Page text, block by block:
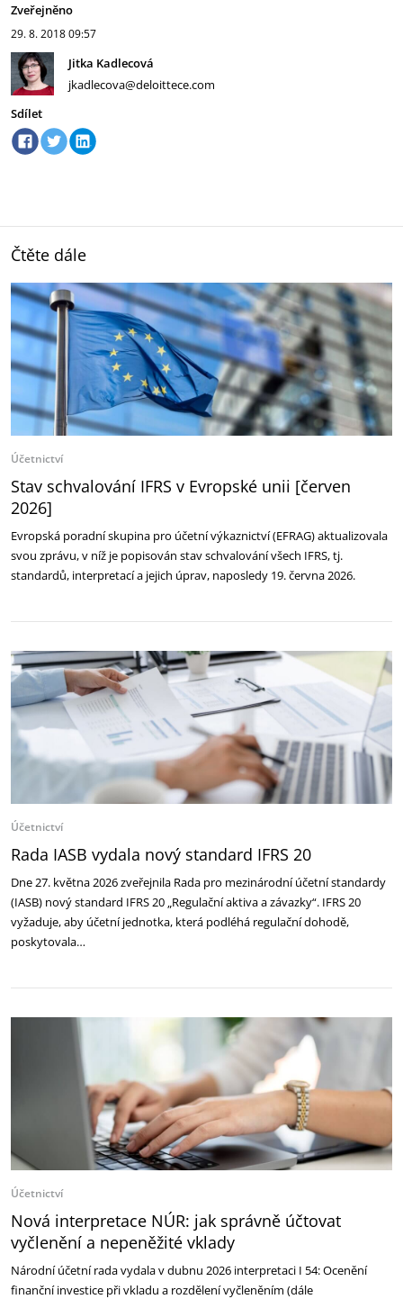
Zveřejněno
29. 8. 201809:57
Jitka Kadlecová
jkadlecova@deloittece.com
Sdílet
Čtěte dále
Účetnictví
Stav schvalování IFRS v Evropské unii [červen
2026]
Evropská poradní skupina pro účetní výkaznictví (EFRAG) aktualizovala
svou zprávu, v níž je popisován stav schvalování všech IFRS, tj.
standardů, interpretací a jejich úprav, naposledy 19. června 2026.
Účetnictví
Rada IASB vydala nový standard IFRS 20
Dne 27. května 2026 zveřejnila Rada pro mezinárodní účetní standardy
(IASB) nový standard IFRS 20 „Regulační aktiva a závazky“. IFRS 20
vyžaduje, aby účetní jednotka, která podléhá regulační dohodě,
poskytovala…
Účetnictví
Nová interpretace NÚR: jak správně účtovat
vyčlenění a nepeněžité vklady
Národní účetní rada vydala v dubnu 2026 interpretaci I 54: Ocenění
finanční investice při vkladu a rozdělení vyčleněním (dále